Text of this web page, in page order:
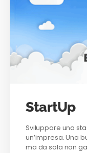
StartUp
Sviluppare una
un’impresa. Una
ma da sola non